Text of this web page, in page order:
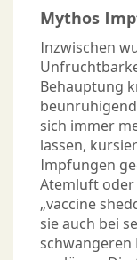
Mythos
Inzwischen
Behauptung
sich immer
lassen,
Impfungen
Atemluft
„vaccine
sie auch bei
schwangeren